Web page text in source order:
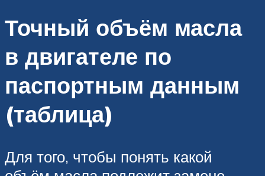
Точный объём масла
в двигателе по
паспортным данным
(таблица)
Для того, чтобы понять какой